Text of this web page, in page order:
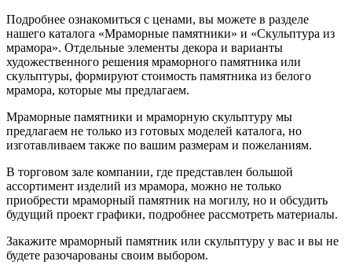
Подробнее ознакомиться с ценами, вы можете в разделе
нашего каталога «Мраморные памятники» и «Скульптура из
мрамора». Отдельные элементы декора и варианты
художественного решения мраморного памятника или
скульптуры, формируют стоимость памятника из белого
мрамора, которые мы предлагаем.
Мраморные памятники и мраморную скульптуру мы
предлагаем не только из готовых моделей каталога, но
изготавливаем также по вашим размерам и пожеланиям.
В торговом зале компании, где представлен большой
ассортимент изделий из мрамора, можно не только
приобрести мраморный памятник на могилу, но и обсудить
будущий проект графики, подробнее рассмотреть материалы.
Закажите мраморный памятник или скульптуру у вас и вы не
будете разочарованы своим выбором.